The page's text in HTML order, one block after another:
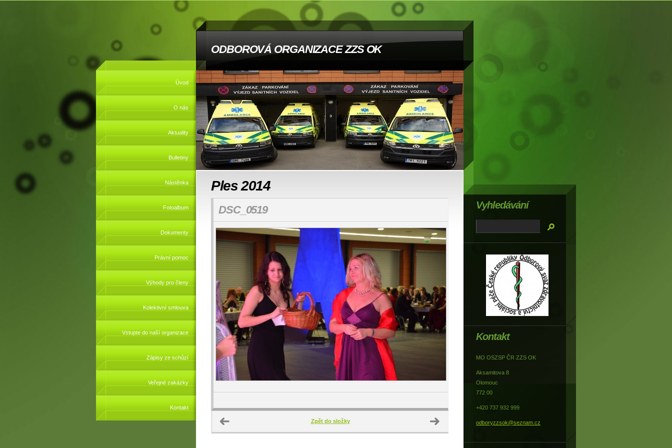
ODBOROVÁ ORGANIZACE ZZS OK
Úvod
O nás
Aktuality
Bulletiny
Nástěnka
Fotoalbum
Dokumenty
Právní pomoc
Výhody pro členy
Kolektivní smlouva
Vstupte do naší organizace
Zápisy ze schůzí
Veřejné zakázky
Kontakt
Ples 2014
DSC_0519
Zpět do složky
Kontakt
MO OSZSP ČR ZZS OK
Aksamitova 8
Olomouc
772 00
+420 737 932 999
odboryzzsok@seznam.cz
Vyhledávání